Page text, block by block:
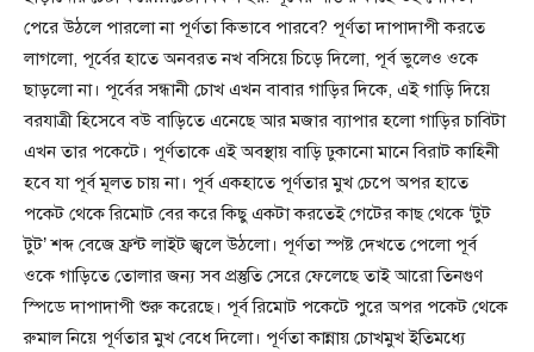
পেরে উঠলে পারলো না পূর্ণতা কিভাবে পারবে? পূর্ণতা দাপাদাপী করতে
লাগলো, পূর্বের হাতে অনবরত নখ বসিয়ে চিড়ে দিলো, পূর্ব ভুলেও ওকে
ছাড়লো না। পূর্বের সন্ধানী চোখ এখন বাবার গাড়ির দিকে, এই গাড়ি দিয়ে
বরযাত্রী হিসেবে বউ বাড়িতে এনেছে আর মজার ব্যাপার হলো গাড়ির চাবিটা
এখন তার পকেটে। পূর্ণতাকে এই অবস্থায় বাড়ি ঢুকানো মানে বিরাট কাহিনী
হবে যা পূর্ব মূলত চায় না। পূর্ব একহাতে পূর্ণতার মুখ চেপে অপর হাতে
পকেট থেকে রিমোট বের করে কিছু একটা করতেই গেটের কাছ থেকে ‘টুট
টুট’ শব্দ বেজে ফ্রন্ট লাইট জ্বলে উঠলো। পূর্ণতা স্পষ্ট দেখতে পেলো পূর্ব
ওকে গাড়িতে তোলার জন্য সব প্রস্তুতি সেরে ফেলেছে তাই আরো তিনগুণ
স্পিডে দাপাদাপী শুরু করেছে। পূর্ব রিমোট পকেটে পুরে অপর পকেট থেকে
রুমাল নিয়ে পূর্ণতার মুখ বেধে দিলো। পূর্ণতা কান্নায় চোখমুখ ইতিমধ্যে